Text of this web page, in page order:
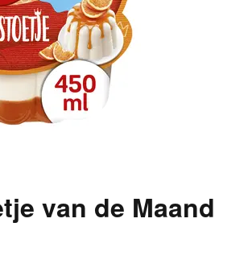
van de Maand